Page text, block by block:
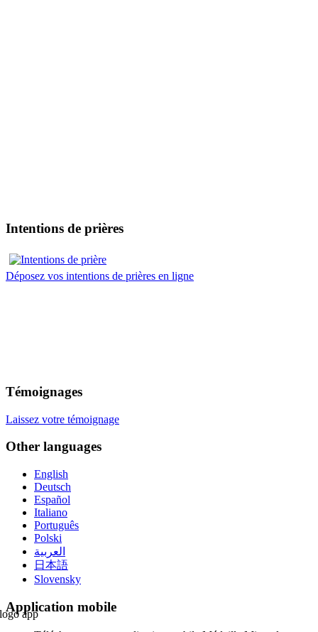
Intentions de prières
Déposez vos intentions de prières en ligne
Témoignages
Laissez votre témoignage
Other languages
English
Deutsch
Español
Italiano
Português
Polski
العربية
日本語
Slovensky
Application mobile